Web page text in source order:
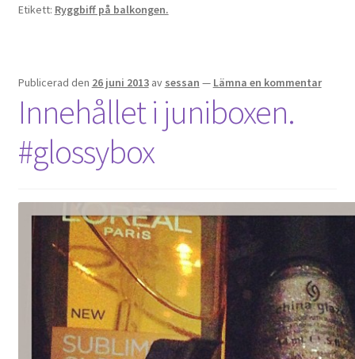
Etikett: Ryggbiff på balkongen.
Publicerad den 26 juni 2013 av sessan — Lämna en kommentar
Innehållet i juniboxen.
#glossybox